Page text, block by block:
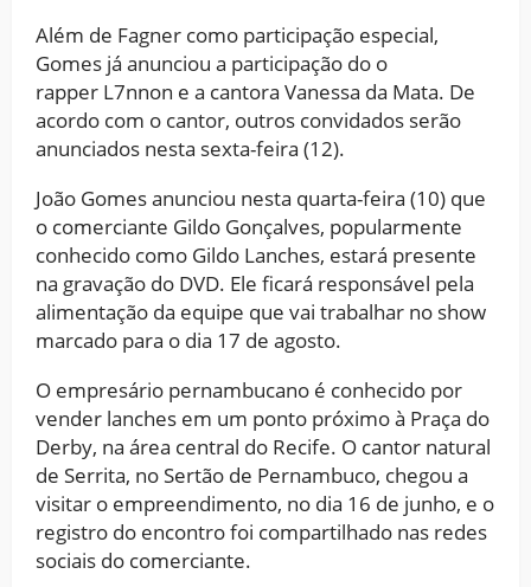
Além de Fagner como participação especial,
Gomes já anunciou a participação do o
rapper L7nnon e a cantora Vanessa da Mata. De
acordo com o cantor, outros convidados serão
anunciados nesta sexta-feira (12).
João Gomes anunciou nesta quarta-feira (10) que
o comerciante Gildo Gonçalves, popularmente
conhecido como Gildo Lanches, estará presente
na gravação do DVD. Ele ficará responsável pela
alimentação da equipe que vai trabalhar no show
marcado para o dia 17 de agosto.
O empresário pernambucano é conhecido por
vender lanches em um ponto próximo à Praça do
Derby, na área central do Recife. O cantor natural
de Serrita, no Sertão de Pernambuco, chegou a
visitar o empreendimento, no dia 16 de junho, e o
registro do encontro foi compartilhado nas redes
sociais do comerciante.